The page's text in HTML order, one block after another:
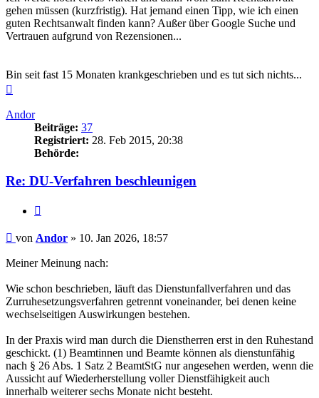
gehen müssen (kurzfristig). Hat jemand einen Tipp, wie ich einen
guten Rechtsanwalt finden kann? Außer über Google Suche und
Vertrauen aufgrund von Rezensionen...
Bin seit fast 15 Monaten krankgeschrieben und es tut sich nichts...
Andor
Beiträge: 37
Registriert: 28. Feb 2015, 20:38
Behörde:
Re: DU-Verfahren beschleunigen
Beitrag
von Andor » 10. Jan 2026, 18:57
Meiner Meinung nach:
Wie schon beschrieben, läuft das Dienstunfallverfahren und das
Zurruhesetzungsverfahren getrennt voneinander, bei denen keine
wechselseitigen Auswirkungen bestehen.
In der Praxis wird man durch die Dienstherren erst in den Ruhestand
geschickt. (1) Beamtinnen und Beamte können als dienstunfähig
nach § 26 Abs. 1 Satz 2 BeamtStG nur angesehen werden, wenn die
Aussicht auf Wiederherstellung voller Dienstfähigkeit auch
innerhalb weiterer sechs Monate nicht besteht.